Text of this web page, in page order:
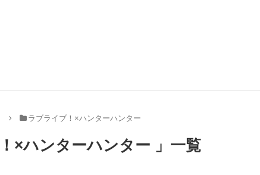
ラブライブ！×ハンターハンター
×ハンターハンター 」一覧